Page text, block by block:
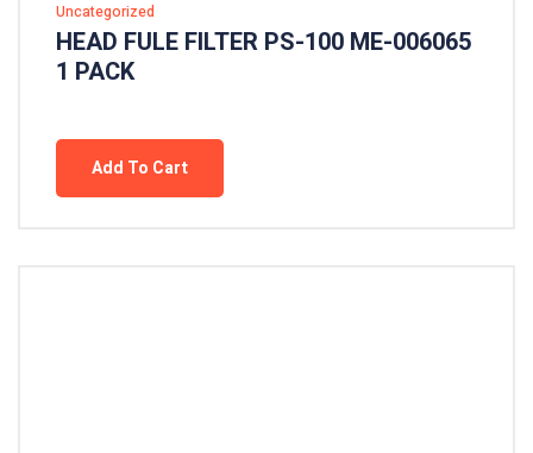
Uncategorized
HEAD FULE FILTER PS-100 ME-006065
1 PACK
Add To Cart